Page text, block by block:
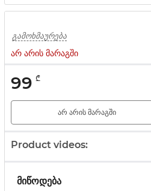
გამოხმაურება
არ არის მარაგში
99 ₾
არ არის მარაგში
Product videos:
მიწოდება